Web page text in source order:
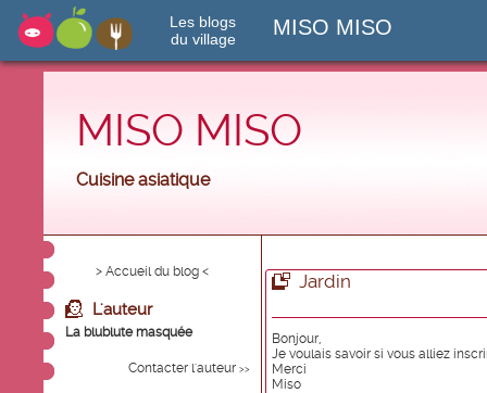
Les blogs
du village
MISO MISO
MISO MISO
Cuisine asiatique
> Accueil du blog <
L'auteur
La blublute masquée
Contacter l'auteur >>
Jardin
Bonjour,
Je voulais savoir si vous alliez
Merci
Miso